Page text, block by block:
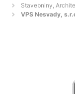
Stavebniny,
VPS Nesvady,